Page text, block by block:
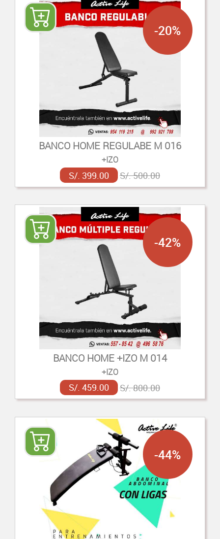
BANCO HOME REGULABE M 016
+IZO
S/. 399.00 S/. 500.00
-20%
BANCO HOME +IZO M 014
+IZO
S/. 459.00 S/. 800.00
-42%
-44%